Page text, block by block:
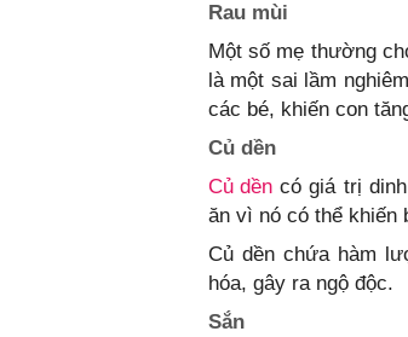
Rau mùi
Một số mẹ thường
là một sai lầm
các bé, khiến con
Củ dền
Củ dền có giá trị
ăn vì nó có thể khiến
Củ dền chứa hàm
hóa, gây ra ngộ độc.
Sắn